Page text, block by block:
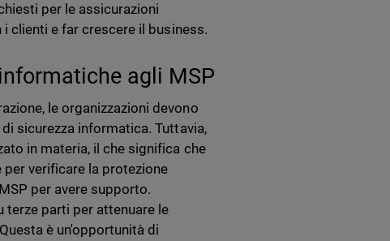
per le assicurazioni
clienti e far crescere il business.
agli MSP
le organizzazioni devono
sicurezza informatica. Tuttavia,
in materia, il che significa che
per verificare la protezione
per avere supporto.
terze parti per attenuare le
è un'opportunità di